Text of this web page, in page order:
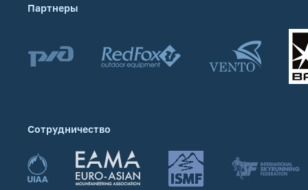
Партнеры
Сотрудничество